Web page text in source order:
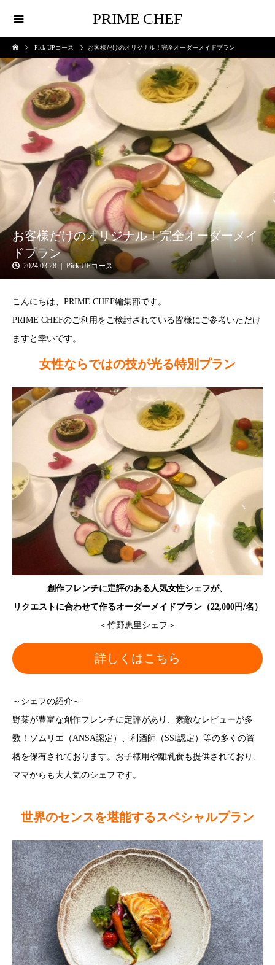
PRIME CHEF
Pick UPコース お客様だけのオリジナル！完全オーダーメイドプラン
お客様だけのオリジナル！完全オーダーメイ
ドプラン
2024.03.28 Pick UPコース
こんにちは、PRIME CHEF編集部です。
PRIME CHEFのご利用をご検討されている皆様にご参考いただけ
ますと幸いです。
女性ならではの技が光る特別プラン
創作フレンチに定評のある人気女性シェフが、
リクエストに合わせて作るオーダーメイドプラン（22,000円/名）
＜竹野恵里シェフ＞
詳しくはこちら
～シェフの紹介～
野菜が豊富な創作フレンチに定評があり、素敵なレビューが多
数！ソムリエ（ANSA認定）、利酒師（SSI認定）等の多くの資
格を保有されております。お子様用や離乳食も提供されており、
ママからも大人気のシェフです。
世界のセンスを堪能するスペシャルプラン